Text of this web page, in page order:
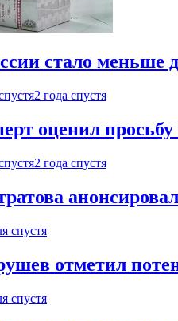
стало меньше
2 года спустя
оценил
2 года спустя
спустя
отметил
спустя